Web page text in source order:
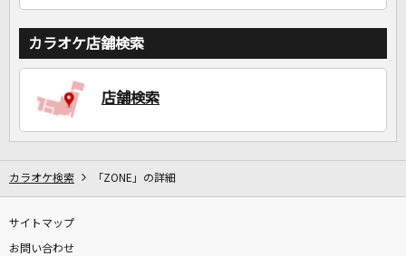
カラオケ店舗検索
店舗検索
カラオケ検索 「ZONE」の詳細
サイトマップ
お問い合わせ